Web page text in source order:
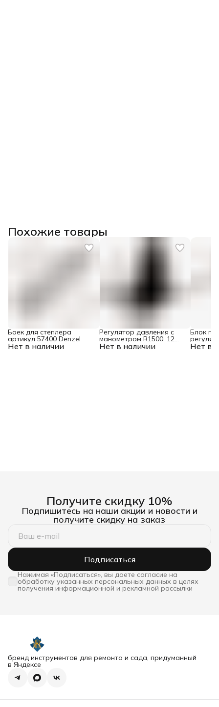
Похожие товары
Нет в наличии
Боек для степлера
артикул 57400 Denzel
Нет в наличии
Регулятор давления с
манометром R1500, 12
бар, 1/4" Denzel Нет в
Блок
Получите скидку 10%
Подпишитесь на наши акции и новости и
получите скидку на заказ
Подписаться
Нажимая «Подписаться», вы даете согласие на
обработку указанных персональных данных в целях
получения информационной и рекламной рассылки
бренд инструментов для ремонта и сада, придуманный
в Яндексе